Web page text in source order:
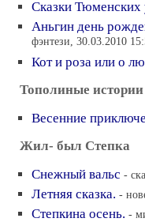
Сказки Тюменских
Аньгин день
фэнтези, 30.03.2010
Кот и роза или о
Тополиные истории
Весенние
Жил- был Степка
Снежный вальс -
Летняя сказка. -
Степкина осень. -